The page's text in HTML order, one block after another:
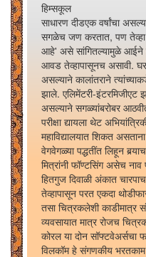
हिम्सकूल
साधारण दीडएक वर्षांचा
सगळेच जण करतात, पण तेव्हा
आहे' असे सांगितल्यामुळे
आवड तेव्हापासूनच असावी.
असल्याने कालांतराने
झाले. एलिमेंटरी-
असल्याने सगळ्यांबरोबर
परीक्षा द्यायला थेट
महाविद्यालयात शिकत
वेगवेगळ्या पद्धतींत लिहून
मित्रांनी फॉण्टसिंग असेच
हितगुज दिवाळी अंकात
तेव्हापासून परत एकदा
तसा चित्रकलेशी काडीमात्र
व्यवसायात मात्र रोजच
कोरल या दोन
विलकॉम हे संगणकीय